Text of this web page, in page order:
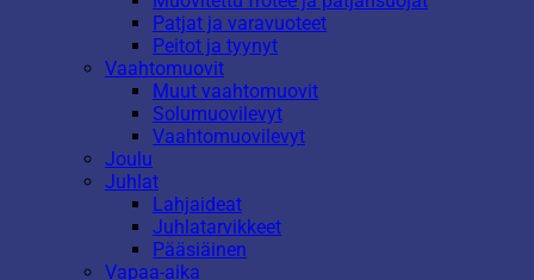
Patjat ja varavuoteet
Peitot ja tyynyt
Vaahtomuovit
Muut vaahtomuovit
Solumuovilevyt
Vaahtomuovilevyt
Joulu
Juhlat
Lahjaideat
Juhlatarvikkeet
Pääsiäinen
Vapaa-aika